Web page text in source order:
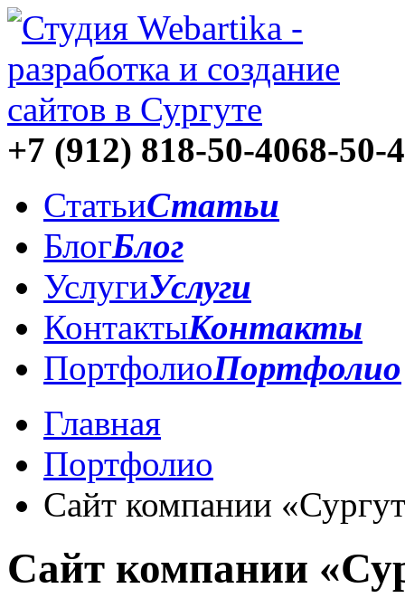
+7 (912) 818-50-4068-50-
СтатьиСтатьи
БлогБлог
УслугиУслуги
КонтактыКонтакты
ПортфолиоПортфолио
Главная
Портфолио
Сайт компании
Сайт компании